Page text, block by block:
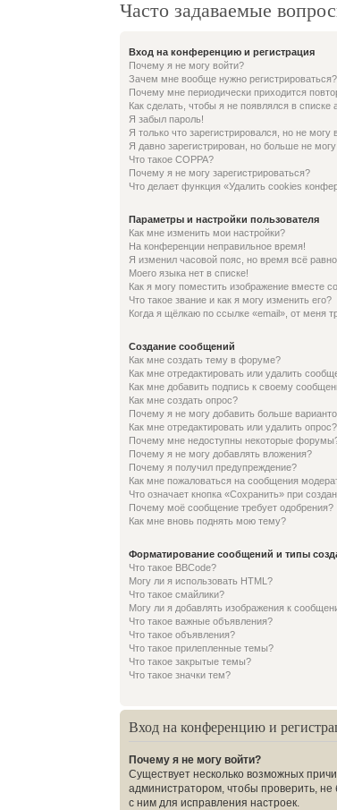
Часто задаваемые
Вход на конференцию и регистрация
Почему я не могу войти?
Зачем мне вообще нужно регистрироваться?
Почему мне периодически приходится
Как сделать, чтобы я не появлялся в списке
Я забыл пароль!
Я только что зарегистрировался, но не могу
Я давно зарегистрирован, но больше не могу
Что такое COPPA?
Почему я не могу зарегистрироваться?
Что делает функция «Удалить cookies
Параметры и настройки пользователя
Как мне изменить мои настройки?
На конференции неправильное время!
Я изменил часовой пояс, но время всё
Моего языка нет в списке!
Как я могу поместить изображение вместе
Что такое звание и как я могу изменить его?
Когда я щёлкаю по ссылке «email», от меня
Создание сообщений
Как мне создать тему в форуме?
Как мне отредактировать или удалить
Как мне добавить подпись к своему
Как мне создать опрос?
Почему я не могу добавить больше
Как мне отредактировать или удалить опрос?
Почему мне недоступны некоторые
Почему я не могу добавлять вложения?
Почему я получил предупреждение?
Как мне пожаловаться на сообщения
Что означает кнопка «Сохранить» при
Почему моё сообщение требует одобрения?
Как мне вновь поднять мою тему?
Форматирование сообщений и типы
Что такое BBCode?
Могу ли я использовать HTML?
Что такое смайлики?
Могу ли я добавлять изображения к
Что такое важные объявления?
Что такое объявления?
Что такое прилепленные темы?
Что такое закрытые темы?
Что такое значки тем?
Вход на конференцию и
Почему я не могу войти?
Существует несколько возможных
администратором, чтобы проверить,
с ним для исправления настроек.